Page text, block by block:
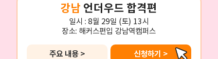
강남 언더우드 합격편
일시 : 8월 29일 (토) 13시
장소: 해커스편입 강남역캠퍼스
주요 내용 > 신청하기 >